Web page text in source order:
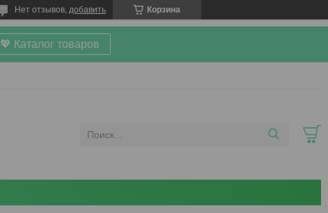
Корзина
Нет отзывов, добавить
💖 Каталог товаров